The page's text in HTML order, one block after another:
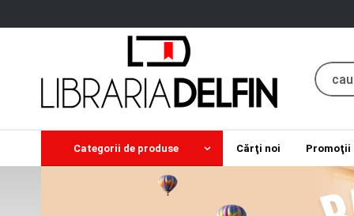
Categorii de produse Cărţi noi Promoţii